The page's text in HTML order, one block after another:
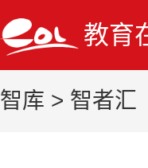
教育
智库 > 智者汇